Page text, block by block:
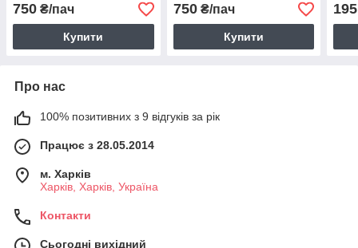
750 ₴/пач
Купити
750₴/пач
Купити
195
Про нас
100% позитивних з 9 відгуків за рік
Працює з 28.05.2014
м. Харків
Харків, Харків, Україна
Контакти
Сьогодні вихідний